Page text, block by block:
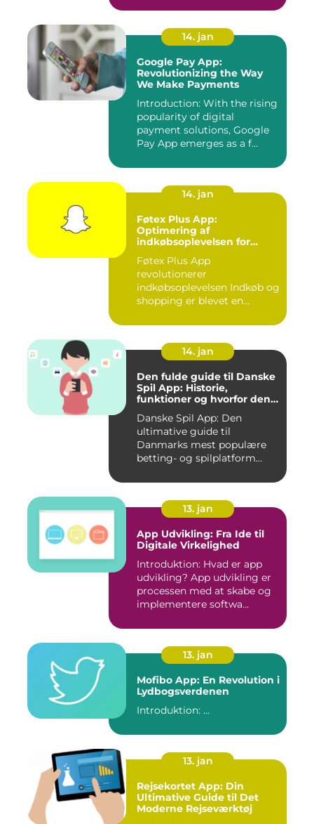
14. jan
Google Pay App:
Revolutionizing the Way
We Make Payments
Introduction: With the rising
popularity of digital
payment solutions, Google
Pay App emerges as a f...
14. jan
Føtex Plus App:
Optimering af
indkøbsoplevelsen for
Føtex Plus App
revolutionerer
indkøbsoplevelsen Indkøb og
shopping er blevet en
14. jan
Den fulde guide til Danske
Spil App: Historie,
funktioner og hvorfor den
Danske Spil App: Den
ultimative guide til
Danmarks mest populære
betting- og spilplatform
13. jan
App Udvikling: Fra Ide til
Digitale Virkelighed
Introduktion: Hvad er app
udvikling? App udvikling er
processen med at skabe og
implementere softwa...
13. jan
Mofibo App: En Revolution i
Lydbogsverdenen
Introduktion: ...
13. jan
Rejsekortet App: Din
Ultimative Guide til Det
Moderne Rejseværktøj